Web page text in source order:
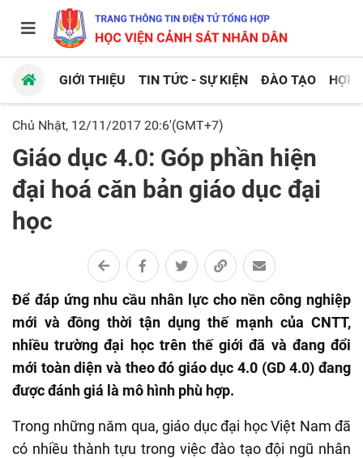
GIỚI THIỆU TIN TỨC - SỰ KIỆN ĐÀO TẠO HỢP
Chủ Nhật, 12/11/2017 20:6'(GMT+7)
Giáo dục 4.0: Góp phần hiện
đại hoá căn bản giáo dục đại
học
Để đáp ứng nhu cầu nhân lực cho nền công nghiệp
mới và đồng thời tận dụng thế mạnh của CNTT,
nhiều trường đại học trên thế giới đã và đang đổi
mới toàn diện và theo đó giáo dục 4.0 (GD 4.0) đang
được đánh giá là mô hình phù hợp.
Trong những năm qua, giáo dục đại học Việt Nam đã
có nhiều thành tựu trong việc đào tạo đội ngũ nhân